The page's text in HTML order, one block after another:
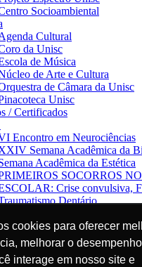
cookies para oferecer
melhorar o
interage em nosso site e
cookies para oferecer
melhorar o
interage em nosso site e
Socioambiental
Cultural
da Unisc
de Música
de Arte e Cultura
de Câmara da Unisc
Unisc
/ Certificados
Encontro em Neurociências
Semana Acadêmica da
Acadêmica da Estética
SOCORROS
Crise convulsiva,
Dentário
da Unisc
Imprensa
EAD